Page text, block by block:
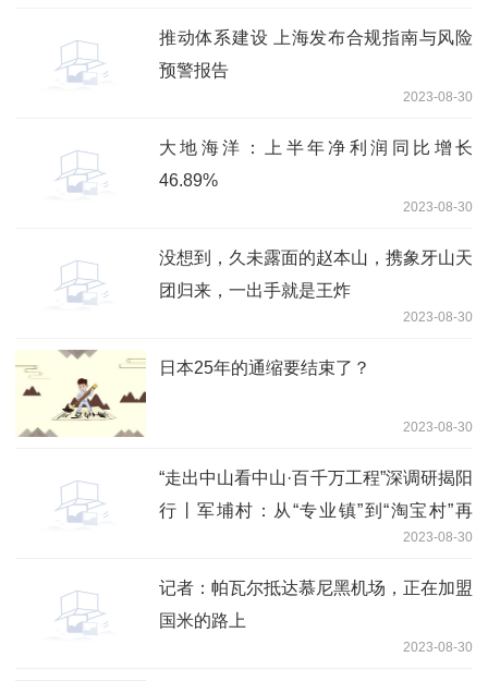
推动体系建设 上海发布合规指南与风险
预警报告
2023-08-30
大地海洋：上半年净利润同比增长
46.89%
2023-08-30
没想到，久未露面的赵本山，携象牙山天
团归来，一出手就是王炸
2023-08-30
日本25年的通缩要结束了？
2023-08-30
“走出中山看中山·百千万工程”深调研揭阳
行丨军埔村：从“专业镇”到“淘宝村”再
2023-08-30
记者：帕瓦尔抵达慕尼黑机场，正在加盟
国米的路上
2023-08-30